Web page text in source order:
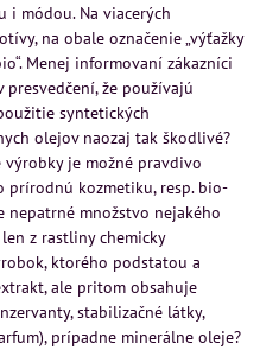
i módou. Na viacerých
na obale označenie „výťažky
Menej informovaní zákazníci
že používajú
syntetických
olejov naozaj tak škodlivé?
výrobky je možné pravdivo
prírodnú kozmetiku, resp. bio-
nepatrné množstvo nejakého
z rastliny chemicky
ktorého podstatou a
ale pritom obsahuje
stabilizačné látky,
prípadne minerálne oleje?